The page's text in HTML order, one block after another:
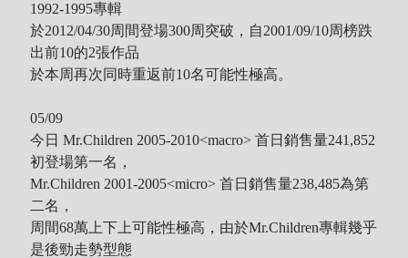
1992-1995專輯
於2012/04/30周間登場300周突破，自2001/09/10周榜跌
出前10的2張作品
於本周再次同時重返前10名可能性極高。
05/09
今日 Mr.Children 2005-2010<macro> 首日銷售量241,852
初登場第一名，
Mr.Children 2001-2005<micro> 首日銷售量238,485為第
二名，
周間68萬上下上可能性極高，由於Mr.Children專輯幾乎
是後勁走勢型態